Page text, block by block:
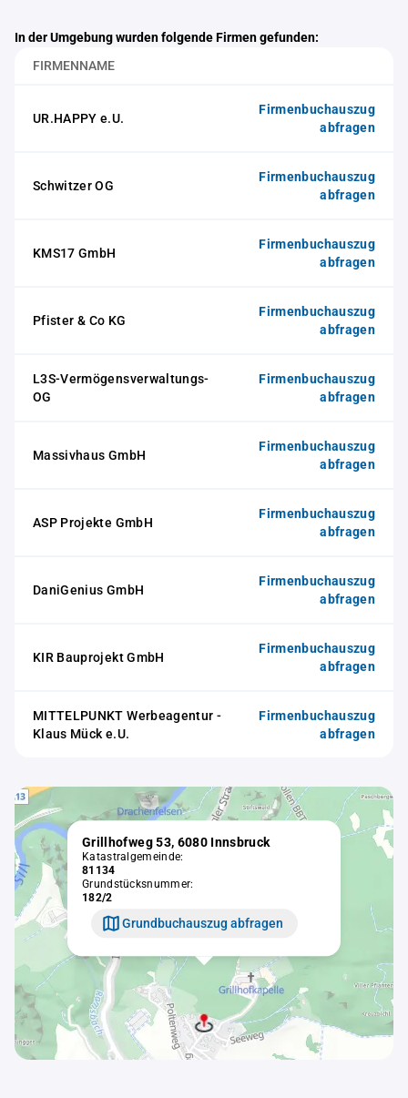
In der Umgebung wurden folgende Firmen gefunden:
FIRMENNAME
UR.HAPPY e.U.
Firmenbuchauszug
abfragen
Schwitzer OG
Firmenbuchauszug
abfragen
KMS17 GmbH
Firmenbuchauszug
abfragen
Pfister & Co KG
Firmenbuchauszug
abfragen
L3S-Vermögensverwaltungs-
OG
Firmenbuchauszug
abfragen
Massivhaus GmbH
Firmenbuchauszug
abfragen
ASP Projekte GmbH
Firmenbuchauszug
abfragen
DaniGenius GmbH
Firmenbuchauszug
abfragen
KIR Bauprojekt GmbH
Firmenbuchauszug
abfragen
MITTELPUNKT Werbeagentur -
Klaus Mück e.U.
Firmenbuchauszug
abfragen
Grillhofweg 53, 6080 Innsbruck
Katastralgemeinde:
81134
Grundstücksnummer:
182/2
Grundbuchauszug abfragen